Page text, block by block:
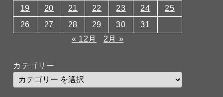
19
20 21 22 23 24
25
26
27 28 29 30
31
« 12月
2月 »
カテゴリー